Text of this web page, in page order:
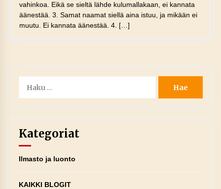
vahinkoa. Eikä se sieltä lähde kulumallakaan, ei kannata
äänestää. 3. Samat naamat siellä aina istuu, ja mikään ei
muutu. Ei kannata äänestää. 4. […]
Kategoriat
Ilmasto ja luonto
KAIKKI BLOGIT